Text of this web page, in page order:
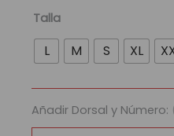
Talla
L M S XL
Añadir Dorsal y Número:
Camiseta
Retro
Selección
1996
cantidad